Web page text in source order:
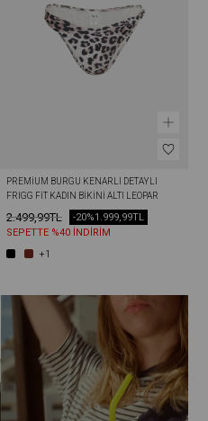
PREMIUM BURGU KENARLI DETAYLI
FRIGG FIT KADIN BIKINI ALTI LEOPAR
2.499,99TL 1.999,99TL
-20%
SEPETTE %40 İNDİRİM
+1